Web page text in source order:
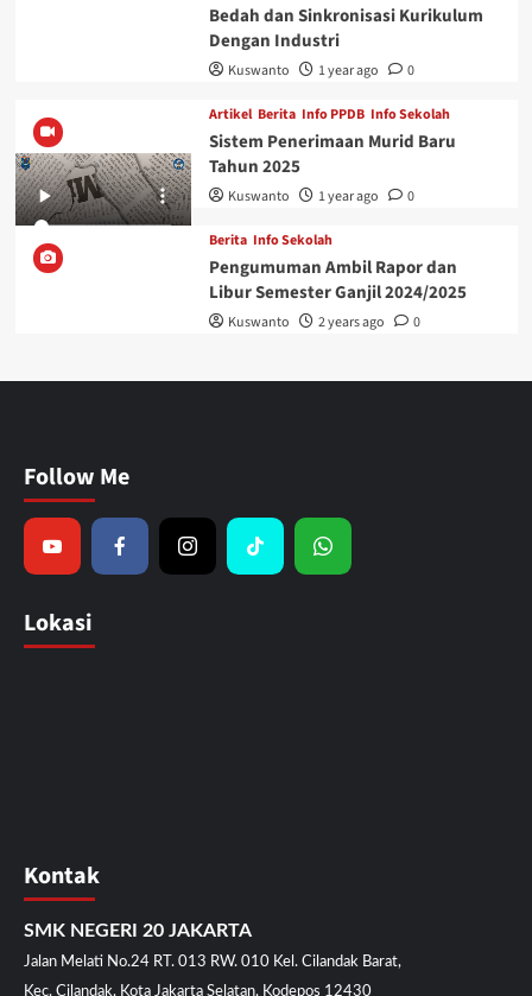
Bedah dan Sinkronisasi Kurikulum
Dengan Industri
Kuswanto 1 year ago 0
Artikel Berita Info PPDB Info Sekolah
Sistem Penerimaan Murid Baru
Tahun 2025
Kuswanto 1 year ago 0
Berita Info Sekolah
Pengumuman Ambil Rapor dan
Libur Semester Ganjil 2024/2025
Kuswanto 2 years ago 0
Follow Me
Lokasi
Kontak
SMK NEGERI 20 JAKARTA
Jalan Melati No.24 RT. 013 RW. 010 Kel. Cilandak Barat,
Kec. Cilandak, Kota Jakarta Selatan, Kodepos 12430